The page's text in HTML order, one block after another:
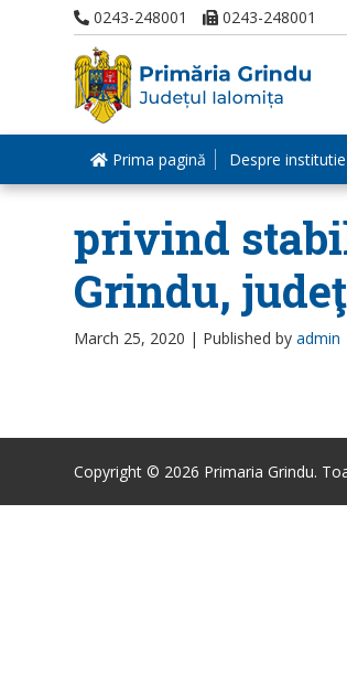
0243-248001 0243-248001
Prima pagină Despre institutie
privind
Grindu,
March 25, 2020 | Published by admin
Copyright © 2026 Primaria Grindu.